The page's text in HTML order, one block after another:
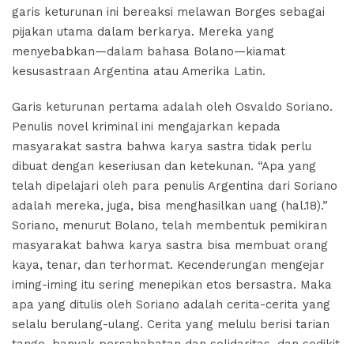
garis keturunan ini bereaksi melawan Borges sebagai
pijakan utama dalam berkarya. Mereka yang
menyebabkan—dalam bahasa Bolano—kiamat
kesusastraan Argentina atau Amerika Latin.
Garis keturunan pertama adalah oleh Osvaldo Soriano.
Penulis novel kriminal ini mengajarkan kepada
masyarakat sastra bahwa karya sastra tidak perlu
dibuat dengan keseriusan dan ketekunan. “Apa yang
telah dipelajari oleh para penulis Argentina dari Soriano
adalah mereka, juga, bisa menghasilkan uang (hal.18).”
Soriano, menurut Bolano, telah membentuk pemikiran
masyarakat bahwa karya sastra bisa membuat orang
kaya, tenar, dan terhormat. Kecenderungan mengejar
iming-iming itu sering menepikan etos bersastra. Maka
apa yang ditulis oleh Soriano adalah cerita-cerita yang
selalu berulang-ulang. Cerita yang melulu berisi tarian
untuk
Kaum
Muda
November
5, 2021
No